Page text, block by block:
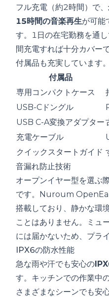
フル充電（約2時間）で、
15時間の音楽再生が可能
す。1日の在宅勤務を通
間充電すれば十分カバー
付属品も充実しています。
付属品
専用コンパクトケース
USB-Cドングル
USB C-A変換アダプター
充電ケーブル
クイックスタートガイド
音漏れ防止技術
オープンイヤー型を選ぶ
です。Nuroum
搭載しており、静かな環
ことはありません。ミュ
には届かないため、プラ
IPX6の防水性能
急な雨や汗でも安心の
す。キッチンでの作業中
さまざまなシーンでも安